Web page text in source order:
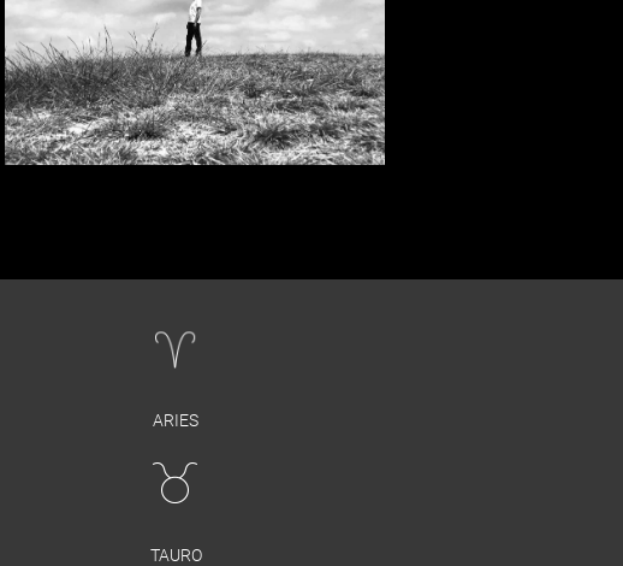
ARIES
TAURO